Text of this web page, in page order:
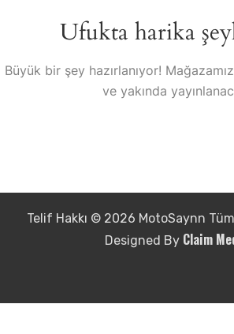
Ufukta harika
Büyük bir şey hazırlanıyor!
ve yakında
Telif Hakkı © 2026 MotoSaynn Tüm
Designed By Claim